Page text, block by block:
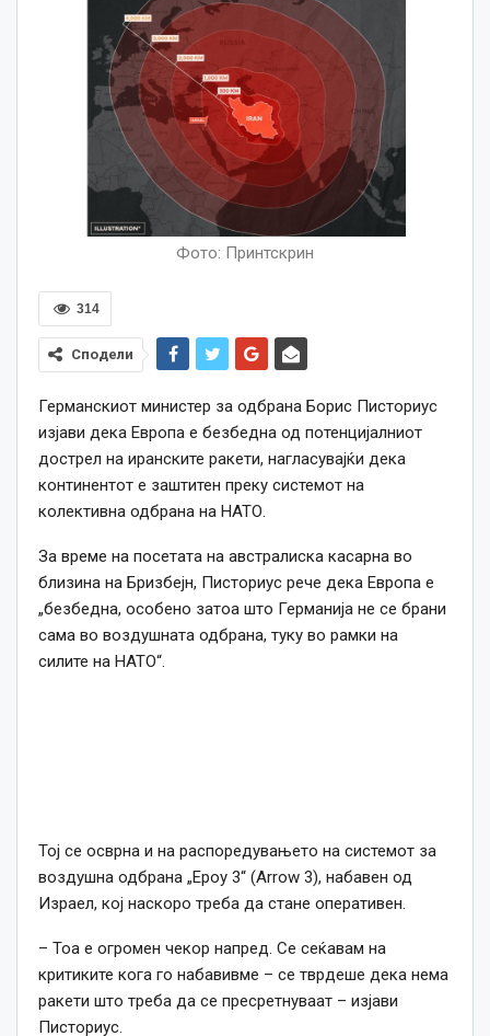
Фото: Принтскрин
314
Сподели
Германскиот министер за одбрана Борис Писториус
изјави дека Европа е безбедна од потенцијалниот
дострел на иранските ракети, нагласувајќи дека
континентот е заштитен преку системот на
колективна одбрана на НАТО.
За време на посетата на австралиска касарна во
близина на Бризбејн, Писториус рече дека Европа е
„безбедна, особено затоа што Германија не се брани
сама во воздушната одбрана, туку во рамки на
силите на НАТО“.
Тој се осврна и на распоредувањето на системот за
воздушна одбрана „Ероу 3“ (Arrow 3), набавен од
Израел, кој наскоро треба да стане оперативен.
– Тоа е огромен чекор напред. Се сеќавам на
критиките кога го набавивме – се тврдеше дека нема
ракети што треба да се пресретнуваат – изјави
Писториус.